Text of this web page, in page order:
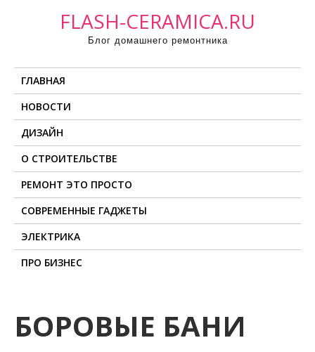
FLASH-CERAMICA.RU
Блог домашнего ремонтника
ГЛАВНАЯ
НОВОСТИ
ДИЗАЙН
О СТРОИТЕЛЬСТВЕ
РЕМОНТ ЭТО ПРОСТО
СОВРЕМЕННЫЕ ГАДЖЕТЫ
ЭЛЕКТРИКА
ПРО БИЗНЕС
БОРОВЫЕ БАНИ